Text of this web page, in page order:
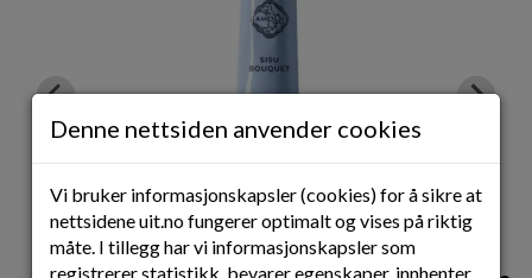
Denne nettsiden anvender cookies
Vi bruker informasjonskapsler (cookies) for å sikre at
nettsidene uit.no fungerer optimalt og vises på riktig
måte. I tillegg har vi informasjonskapsler som
registrerer statistikk, bevarer egenskaper, innhenter